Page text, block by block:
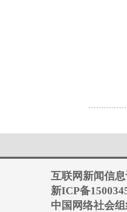
互联网新闻信
新ICP备
中国网络社会